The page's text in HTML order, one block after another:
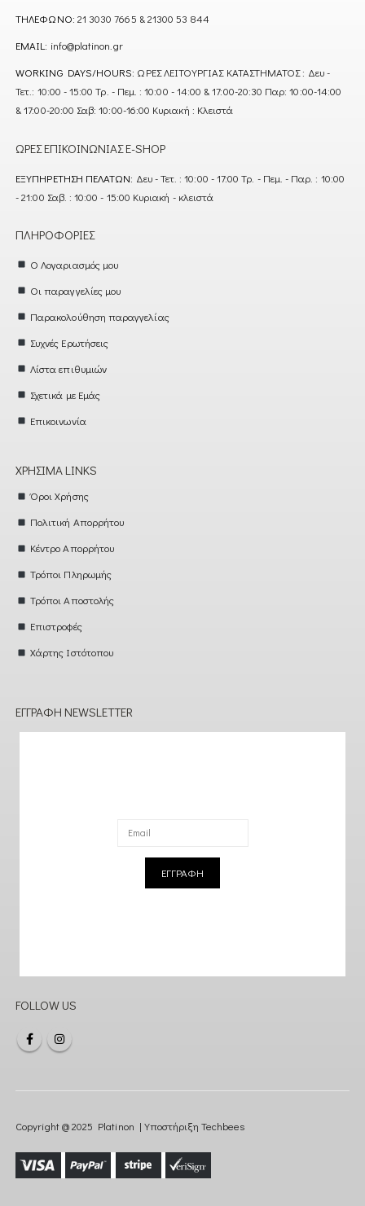
ΤΗΛΈΦΩΝΟ: 21 3030 7665 & 21300 53 844
EMAIL: info@platinon.gr
WORKING DAYS/HOURS: ΩΡΕΣ ΛΕΙΤΟΥΡΓΙΑΣ ΚΑΤΑΣΤΗΜΑΤΟΣ : Δευ -
Τετ.: 10:00 - 15:00 Τρ. - Πεμ. : 10:00 - 14:00 & 17:00-20:30 Παρ: 10:00-14:00
& 17:00-20:00 Σαβ: 10:00-16:00 Κυριακή : Κλειστά
ΏΡΕΣ ΕΠΙΚΟΙΝΩΝΊΑΣ E-SHOP
ΕΞΥΠΗΡΈΤΗΣΗ ΠΕΛΑΤΏΝ: Δευ - Τετ. : 10:00 - 17:00 Τρ. - Πεμ. - Παρ. : 10:00
- 21:00 Σαβ. : 10:00 - 15:00 Κυριακή - κλειστά
ΠΛΗΡΟΦΟΡΊΕΣ
Ο Λογαριασμός μου
Οι παραγγελίες μου
Παρακολούθηση παραγγελίας
Συχνές Ερωτήσεις
Λίστα επιθυμιών
Σχετικά με Εμάς
Επικοινωνία
ΧΡΉΣΙΜΑ LINKS
Όροι Χρήσης
Πολιτική Απορρήτου
Κέντρο Απορρήτου
Τρόποι Πληρωμής
Τρόποι Αποστολής
Επιστροφές
Χάρτης Ιστότοπου
ΕΓΓΡΑΦΉ NEWSLETTER
ΕΓΓΡΑΦΗ
FOLLOW US
Copyright @ 2025 Platinon | Υποστήριξη Techbees